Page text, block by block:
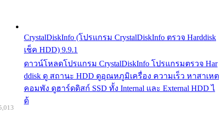
CrystalDiskInfo (โปรแกรม CrystalDiskInfo ตรวจ Harddisk
เช็ค HDD) 9.9.1
ดาวน์โหลดโปรแกรม CrystalDiskInfo โปรแกรมตรวจ Har
ddisk ดู สถานะ HDD ดูอุณหภูมิเครื่อง ความเร็ว หาสาเหต
คอมพัง ดูฮาร์ดดิสก์ SSD ทั้ง Internal และ External HDD ไ
ด้